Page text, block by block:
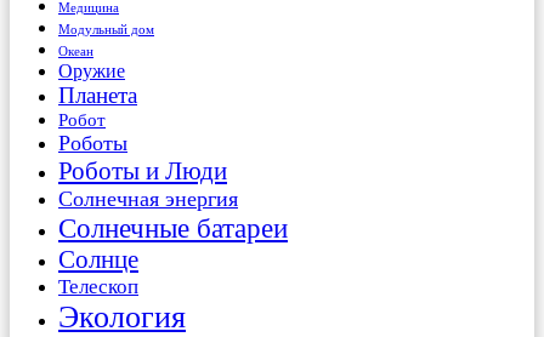
Медицина
Модульный дом
Океан
Оружие
Планета
Робот
Роботы
Роботы и Люди
Солнечная энергия
Солнечные батареи
Солнце
Телескоп
Экология